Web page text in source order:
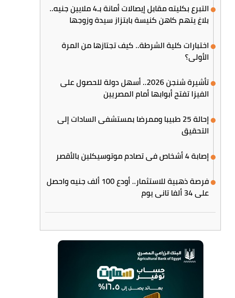
التبرع بكليته مقابل إيصالات أمانة بـ4 ملايين جنيه..
بلاغ يتهم كاهن كنيسة بابتزاز سيدة وزوجها
اختبارات كلية الشرطة.. كيف تجتازها من المرة
الأولى؟
تأشيرة شنجن 2026.. أسهل دولة للحصول على
الفيزا تفتح أبوابها أمام المصريين
إحالة 25 طبيبا وممرضا بمستشفى السادات إلى
التحقيق
إصابة 4 أشخاص في تصادم موتوسيكلين بالأقصر
فرصة ذهبية للاستثمار.. أودع 100 ألف جنيه واحصل
على 34 ألفا تاني يوم